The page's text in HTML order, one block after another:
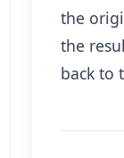
the
the
back to